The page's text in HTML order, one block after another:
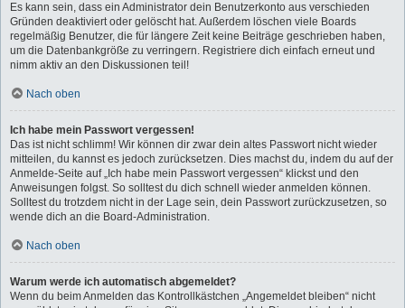
Es kann sein, dass ein Administrator dein Benutzerkonto aus verschieden
Gründen deaktiviert oder gelöscht hat. Außerdem löschen viele Boards
regelmäßig Benutzer, die für längere Zeit keine Beiträge geschrieben haben,
um die Datenbankgröße zu verringern. Registriere dich einfach erneut und
nimm aktiv an den Diskussionen teil!
Nach oben
Ich habe mein Passwort vergessen!
Das ist nicht schlimm! Wir können dir zwar dein altes Passwort nicht wieder
mitteilen, du kannst es jedoch zurücksetzen. Dies machst du, indem du auf der
Anmelde-Seite auf „Ich habe mein Passwort vergessen“ klickst und den
Anweisungen folgst. So solltest du dich schnell wieder anmelden können.
Solltest du trotzdem nicht in der Lage sein, dein Passwort zurückzusetzen, so
wende dich an die Board-Administration.
Nach oben
Warum werde ich automatisch abgemeldet?
Wenn du beim Anmelden das Kontrollkästchen „Angemeldet bleiben“ nicht